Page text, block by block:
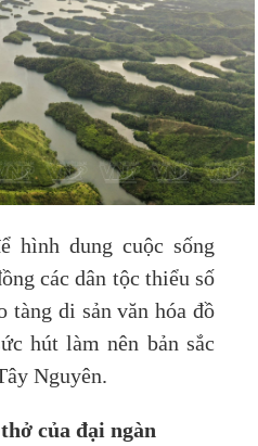
hình dung cuộc sống
các dân tộc thiểu số
tàng di sản văn hóa đồ
hút làm nên bản sắc
Nguyên.
của đại ngàn